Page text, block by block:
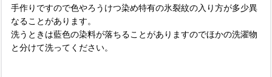
手作りですので色やろうけつ染め特有の氷裂紋の入り方が多少異
なることがあります。
洗うときは藍色の染料が落ちることがありますのでほかの洗濯物
と分けて洗ってください。